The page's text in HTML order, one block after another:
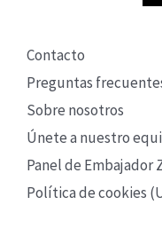
Contacto
Preguntas
Sobre nosotros
Únete a nuestro
Panel de Embajador
Política de cookies